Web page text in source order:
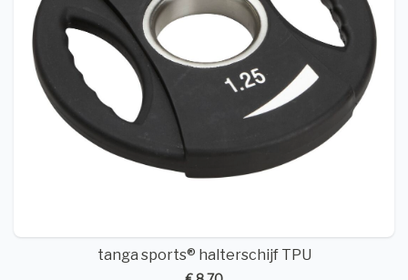
tanga sports® halterschijf TPU